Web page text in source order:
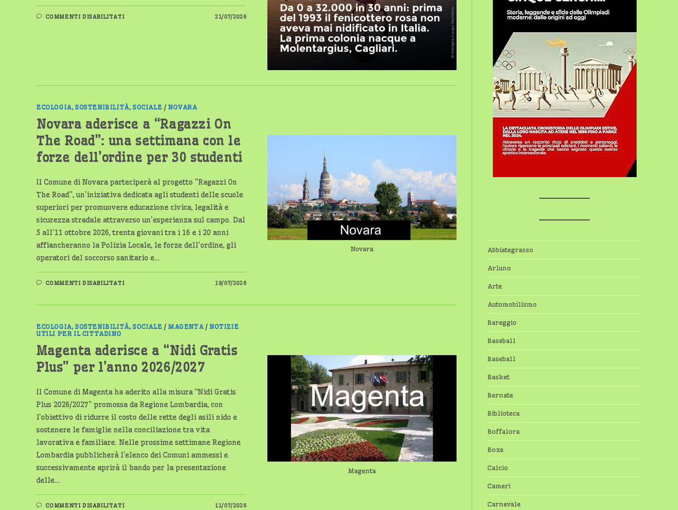
COMMENTI DISABILITATISU 21/07/2026
ECOLOGIA, SOSTENIBILITÀ, SOCIALE /NOVARA
Novara aderisce a “Ragazzi On
The Road”: una settimana con le
forze dell’ordine per 30 studenti
Il Comune di Novara parteciperà al progetto "Ragazzi On
The Road", un'iniziativa dedicata agli studenti delle scuole
superiori per promuovere educazione civica, legalità e
sicurezza stradale attraverso un'esperienza sul campo. Dal
5 all'11 ottobre 2026, trenta giovani tra i 16 e i 20 anni
affiancheranno la Polizia Locale, le forze dell'ordine, gli
operatori del soccorso sanitario e…
COMMENTI DISABILITATISU
THE
ROAD”:
CON
LE
FORZE
DELL’ORDINE
PER
STUDENTI
19/07/2026
Novara
ECOLOGIA, SOSTENIBILITÀ, SOCIALE / MAGENTA/NOTIZIE
UTILI PER IL CITTADINO
Magenta aderisce a “Nidi Gratis
Plus” per l’anno 2026/2027
Il Comune di Magenta ha aderito alla misura “Nidi Gratis
Plus 2026/2027” promossa da Regione Lombardia, con
l’obiettivo di ridurre il costo delle rette degli asili nido e
sostenere le famiglie nella conciliazione tra vita
lavorativa e familiare. Nelle prossime settimane Regione
Lombardia pubblicherà l’elenco dei Comuni ammessi e
successivamente aprirà il bando per la presentazione
delle…
COMMENTI DISABILITATISU 11/07/2026
Magenta
Abbiategrasso
Arluno
Arte
Automobilismo
Bareggio
Baseball
Baseball
Basket
Bernate
Biblioteca
Boffalora
Boxe
Calcio
Cameri
Carnevale